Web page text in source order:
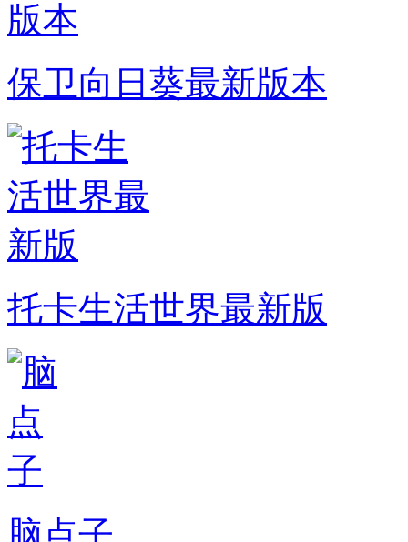
保卫向日葵最新版本
托卡生活世界最新版